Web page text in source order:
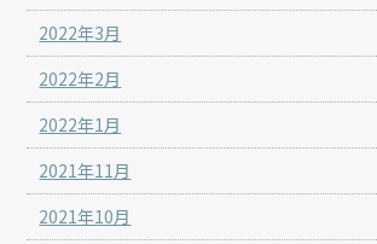
2022年3月
2022年2月
2022年1月
2021年11月
2021年10月